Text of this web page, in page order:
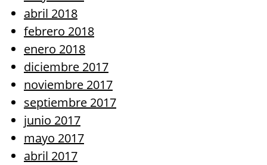
abril 2018
febrero 2018
enero 2018
diciembre 2017
noviembre 2017
septiembre 2017
junio 2017
mayo 2017
abril 2017